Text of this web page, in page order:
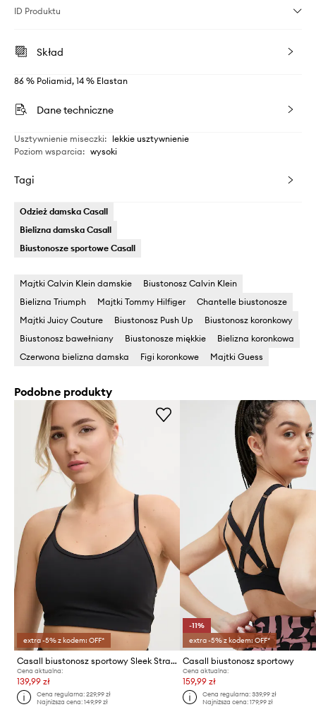
ID Produktu
Skład
86 % Poliamid, 14 % Elastan
Dane techniczne
Usztywnienie miseczki: lekkie usztywnienie
Poziom wsparcia: wysoki
Tagi
Odzież damska Casall
Bielizna damska Casall
Biustonosze sportowe Casall
Majtki Calvin Klein damskie
Biustonosz Calvin Klein
Bielizna Triumph
Majtki Tommy Hilfiger
Chantelle biustonosze
Majtki Juicy Couture
Biustonosz Push Up
Biustonosz koronkowy
Biustonosz bawełniany
Biustonosze miękkie
Bielizna koronkowa
Czerwona bielizna damska
Figi koronkowe Majtki Guess
Podobne produkty
extra -5% z kodem: OFF*
Casall biustonosz sportowy Sleek Strappy
Cena aktualna:
139,99 zł
Cena regularna:229,99 zł
Najniższa cena:149,99 zł
-11%
extra -5% z kodem: OFF*
Casall biustonosz sportowy
Cena aktualna:
159,99 zł
Cena regularna: 339,99 zł
Najniższa cena: 179,99 zł